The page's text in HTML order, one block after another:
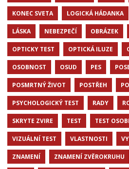
KONEC SVETA LOGICKÁ HÁDANKA
LÁSKA NEBEZPEČÍ OBRÁZEK
OPTICKY TEST OPTICKÁ ILUZE
OSOBNOST OSUD PES
POSMRTNÝ ŽIVOT POSTŘEH
PSYCHOLOGICKÝ TEST RADY
SKRYTE ZVIRE TEST TEST
VIZUÁLNÍ TEST VLASTNOSTI
ZNAMENÍ ZNAMENÍ ZVĚROKRUHU